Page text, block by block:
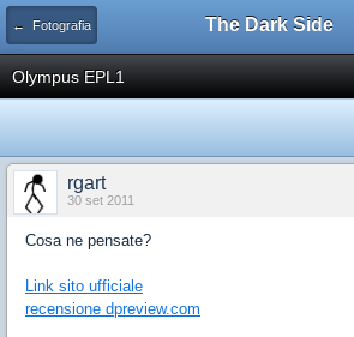
← Fotografia The Dark Side
Olympus EPL1
rgart
30 set 2011
Cosa ne pensate?
Link sito ufficiale
recensione dpreview.com